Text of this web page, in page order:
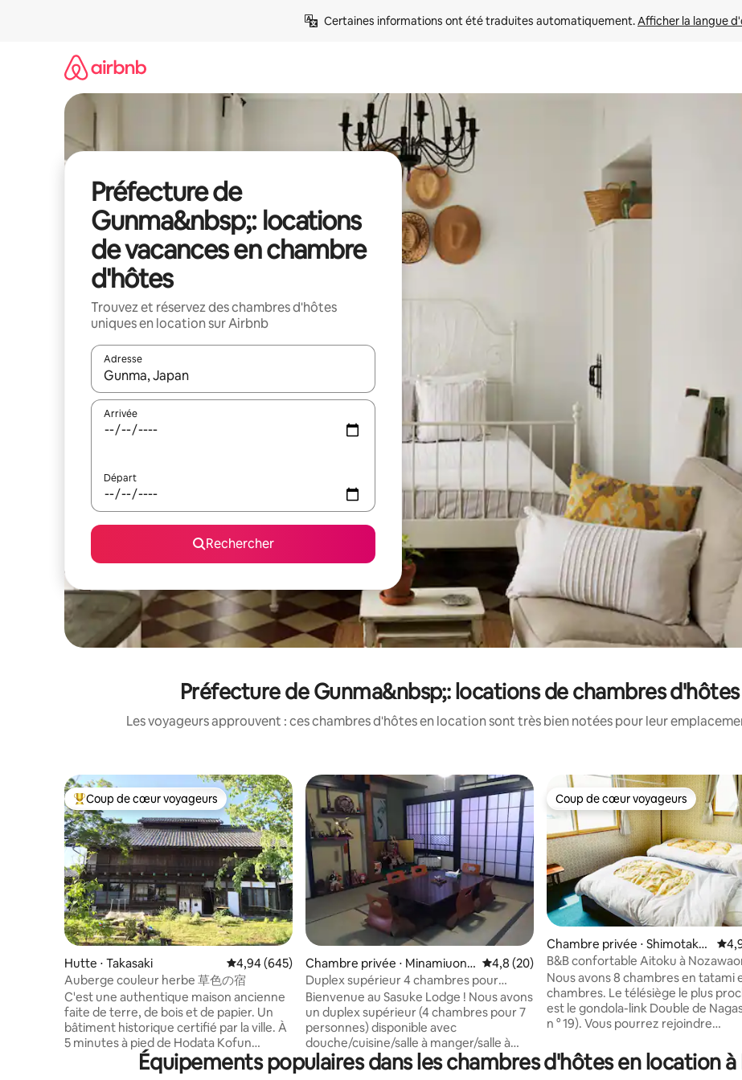
Certaines informations ont été traduites automatiquement. Afficher la langue
Préfecture de
Gunma&nbsp;: locations
de vacances en chambre
d'hôtes
Trouvez et réservez des chambres d'hôtes
uniques en location sur Airbnb
Adresse
Lorsque les résultats s'affichent, utilisez les flèches vers le haut et vers le bas pour les parcourir ou en appuyant et en faisant
Arrivée
Départ
Rechercher
Préfecture de Gunma&nbsp;: locations de chambres
Les voyageurs approuvent : ces chambres d'hôtes en location sont très bien notées pour leur
Coups de cœur voyageurs les plus appréciés
Coup de cœur voyageurs
Hutte ⋅ Takasaki Évaluation moyenne sur la base de 645 commentaires : 4,94 sur 5
4,94 (645)
Auberge couleur herbe 草色の宿
C'est une authentique maison ancienne
faite de terre, de bois et de papier. Un
bâtiment historique certifié par la ville. À
5 minutes à pied de Hodata Kofun
Tumulus. Limité à un groupe par jour,
frais supplémentaires pour 3 personnes.
Chambre privée ⋅ Minamiuonu
ma
Évaluation moyenne sur la base de 20
4,8 (20)
Duplex supérieur 4 chambres pour
10 personnes magnifiquement rénové
Bienvenue au Sasuke Lodge ! Nous avons
un duplex supérieur (4 chambres pour 7
personnes) disponible avec
douche/cuisine/salle à manger/salle à
manger japonaise. Le propriétaire a 30
ans d'expérience dans le secteur du
Coup de cœur voyageurs
Coup de cœur voyageurs
Chambre privée ⋅ Shimotakai
Gun,
B&B confortable Aitoku à
2
Nous avons 8 chambres en tatami
chambres. Le télésiège le plus
est le gondola-link Double de
n ° 19). Vous pourrez rejoindre
quelques restaurants ici. En outre,
pouvez vous rendre dans la rue
Équipements populaires dans les chambres d'hôtes en location